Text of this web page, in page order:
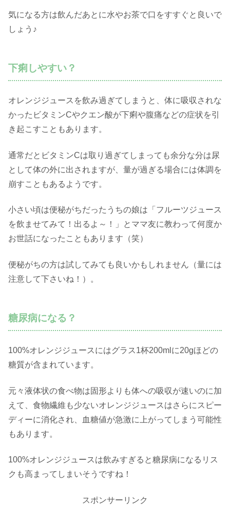
気になる方は飲んだあとに水やお茶で口をすすぐと良いで
しょう♪
下痢しやすい？
オレンジジュースを飲み過ぎてしまうと、体に吸収されな
かったビタミンCやクエン酸が下痢や腹痛などの症状を引
き起こすこともあります。
通常だとビタミンCは取り過ぎてしまっても余分な分は尿
として体の外に出されますが、量が過ぎる場合には体調を
崩すこともあるようです。
小さい頃は便秘がちだったうちの娘は「フルーツジュース
を飲ませてみて！出るよ～！」とママ友に教わって何度か
お世話になったこともあります（笑）
便秘がちの方は試してみても良いかもしれません（量には
注意して下さいね！）。
糖尿病になる？
100%オレンジジュースにはグラス1杯200mlに20gほどの
糖質が含まれています。
元々液体状の食べ物は固形よりも体への吸収が速いのに加
えて、食物繊維も少ないオレンジジュースはさらにスピー
ディーに消化され、血糖値が急激に上がってしまう可能性
もあります。
100%オレンジジュースは飲みすぎると糖尿病になるリス
クも高まってしまいそうですね！
スポンサーリンク